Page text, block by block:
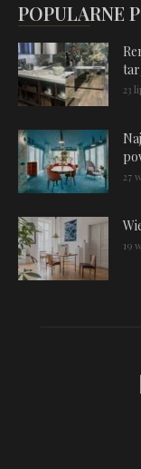
POPULARNE
23
27
19